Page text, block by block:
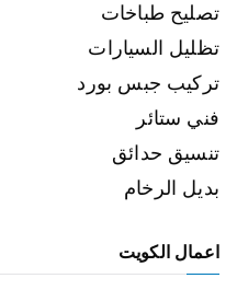
تصليح طباخات
تظليل السيارات
تركيب جبس بورد
فني ستائر
تنسيق حدائق
بديل الرخام
اعمال الكويت